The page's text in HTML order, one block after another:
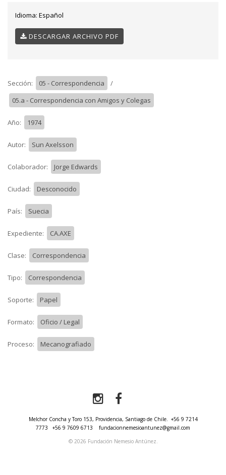
Idioma: Español
DESCARGAR ARCHIVO PDF
Sección: 05 - Correspondencia
/
05.a - Correspondencia con Amigos y Colegas
Año: 1974
Autor: Sun Axelsson
Colaborador: Jorge Edwards
Ciudad: Desconocido
País: Suecia
Expediente: CA.AXE
Clase: Correspondencia
Tipo: Correspondencia
Soporte: Papel
Formato: Oficio / Legal
Proceso: Mecanografiado
Melchor Concha y Toro 153, Providencia, Santiago de Chile.
+56 9 7214
7773
+56 9 7609 6713
fundacionnemesioantunez@gmail.com
© 2026 Fundación Nemesio Antúnez.